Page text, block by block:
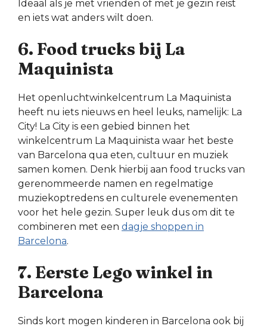
Ideaal als je met vrienden of met je gezin reist
en iets wat anders wilt doen.
6. Food trucks bij La
Maquinista
Het openluchtwinkelcentrum La Maquinista
heeft nu iets nieuws en heel leuks, namelijk: La
City! La City is een gebied binnen het
winkelcentrum La Maquinista waar het beste
van Barcelona qua eten, cultuur en muziek
samen komen. Denk hierbij aan food trucks van
gerenommeerde namen en regelmatige
muziekoptredens en culturele evenementen
voor het hele gezin. Super leuk dus om dit te
combineren met een dagje shoppen in
Barcelona.
7. Eerste Lego winkel in
Barcelona
Sinds kort mogen kinderen in Barcelona ook bij